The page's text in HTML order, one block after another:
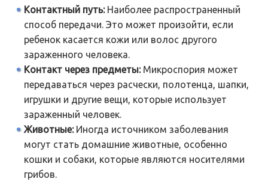
Контактный путь:Наиболее распространенный
способ передачи. Это может произойти, если
ребенок касается кожи или волос другого
зараженного человека.
Контакт через предметы:Микроспория может
передаваться через расчески, полотенца, шапки,
игрушки и другие вещи, которые использует
зараженный человек.
Животные:Иногда источником заболевания
могут стать домашние животные, особенно
кошки и собаки, которые являются носителями
грибов.